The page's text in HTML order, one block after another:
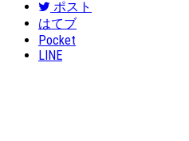
ポスト
はてブ
Pocket
LINE